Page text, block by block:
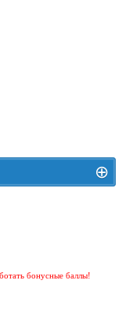
⊕
маркетплейса
бонусные баллы!